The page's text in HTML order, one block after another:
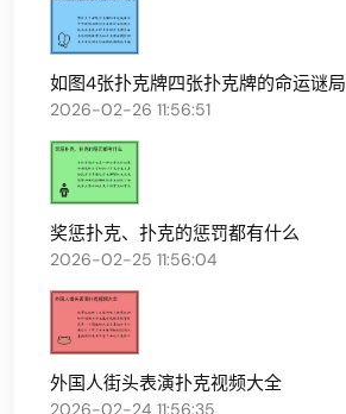
如图4张扑克牌四张扑克牌的命运谜局
2026-02-26 11:56:51
奖惩扑克、扑克的惩罚都有什么
2026-02-25 11:56:04
外国人街头表演扑克视频大全
2026-02-24 11:56:35